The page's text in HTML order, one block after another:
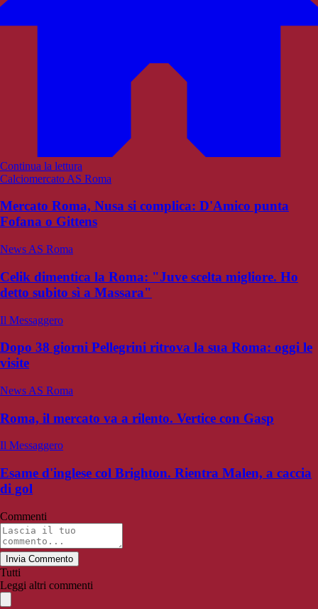
Continua la lettura
Calciomercato AS Roma
Mercato Roma, Nusa si complica: D'Amico punta
Fofana o Gittens
News AS Roma
Celik dimentica la Roma: "Juve scelta migliore. Ho
detto subito sì a Massara"
Il Messaggero
Dopo 38 giorni Pellegrini ritrova la sua Roma: oggi le
visite
News AS Roma
Roma, il mercato va a rilento. Vertice con Gasp
Il Messaggero
Esame d'inglese col Brighton. Rientra Malen, a caccia
di gol
Commenti
Invia Commento
Tutti
Leggi altri commenti